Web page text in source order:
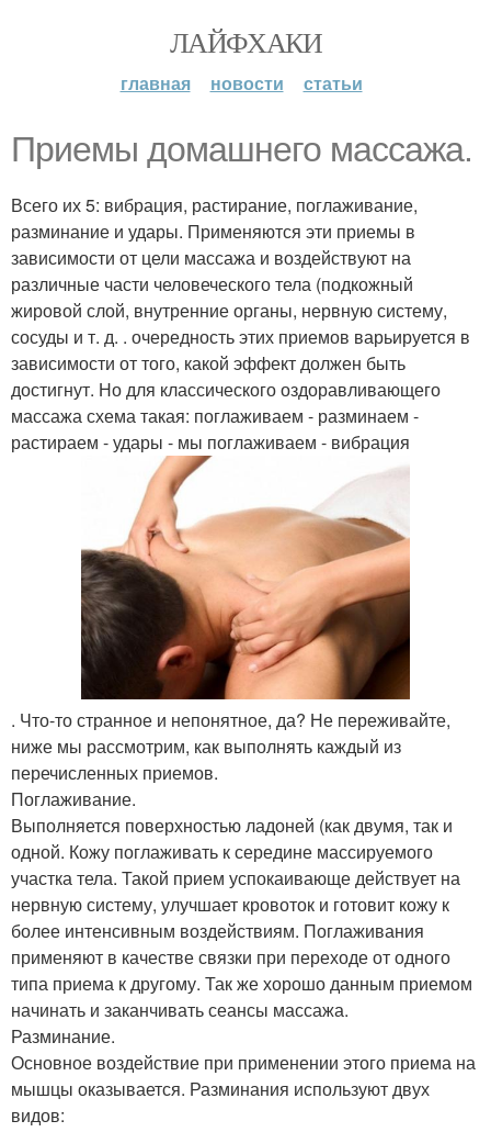
ЛАЙФХАКИ
главная новости статьи
Приемы домашнего массажа.
Всего их 5: вибрация, растирание, поглаживание,
разминание и удары. Применяются эти приемы в
зависимости от цели массажа и воздействуют на
различные части человеческого тела (подкожный
жировой слой, внутренние органы, нервную систему,
сосуды и т. д. . очередность этих приемов варьируется в
зависимости от того, какой эффект должен быть
достигнут. Но для классического оздоравливающего
массажа схема такая: поглаживаем - разминаем -
растираем - удары - мы поглаживаем - вибрация
. Что-то странное и непонятное, да? Не переживайте,
ниже мы рассмотрим, как выполнять каждый из
перечисленных приемов.
Поглаживание.
Выполняется поверхностью ладоней (как двумя, так и
одной. Кожу поглаживать к середине массируемого
участка тела. Такой прием успокаивающе действует на
нервную систему, улучшает кровоток и готовит кожу к
более интенсивным воздействиям. Поглаживания
применяют в качестве связки при переходе от одного
типа приема к другому. Так же хорошо данным приемом
начинать и заканчивать сеансы массажа.
Разминание.
Основное воздействие при применении этого приема на
мышцы оказывается. Разминания используют двух
видов: